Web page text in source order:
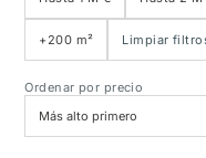
+200 m² Limpiar
Ordenar por precio